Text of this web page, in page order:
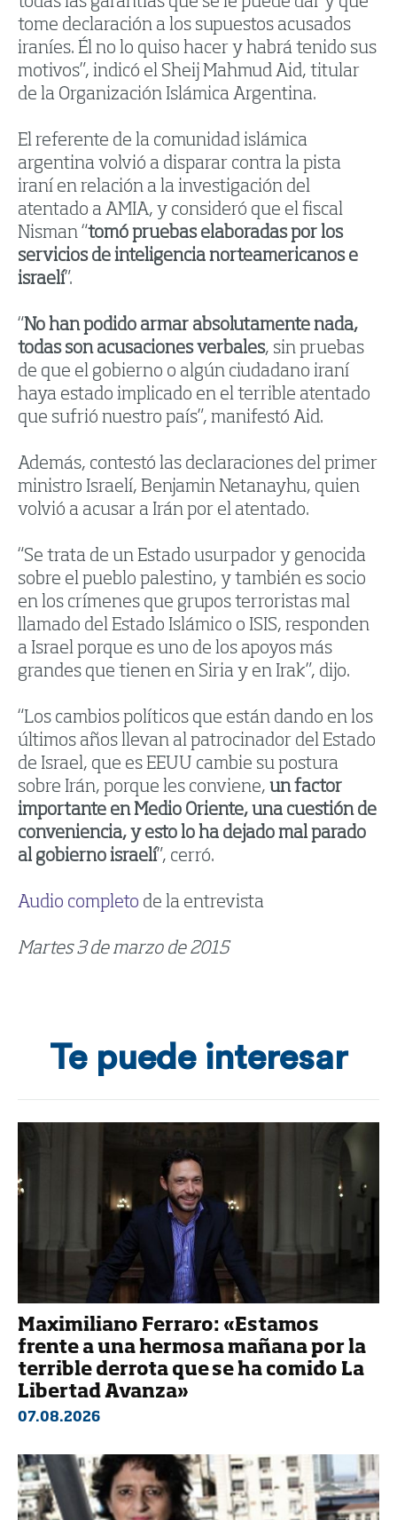
tome declaración a los supuestos acusados
iraníes. Él no lo quiso hacer y habrá tenido sus
motivos”, indicó el Sheij Mahmud Aid, titular
de la Organización Islámica Argentina.
El referente de la comunidad islámica
argentina volvió a disparar contra la pista
iraní en relación a la investigación del
atentado a AMIA, y consideró que el fiscal
Nisman “tomó pruebas elaboradas por los
servicios de inteligencia norteamericanos e
israelí”.
“No han podido armar absolutamente nada,
todas son acusaciones verbales, sin pruebas
de que el gobierno o algún ciudadano iraní
haya estado implicado en el terrible atentado
que sufrió nuestro país”, manifestó Aid.
Además, contestó las declaraciones del primer
ministro Israelí, Benjamin Netanayhu, quien
volvió a acusar a Irán por el atentado.
“Se trata de un Estado usurpador y genocida
sobre el pueblo palestino, y también es socio
en los crímenes que grupos terroristas mal
llamado del Estado Islámico o ISIS, responden
a Israel porque es uno de los apoyos más
grandes que tienen en Siria y en Irak”, dijo.
“Los cambios políticos que están dando en los
últimos años llevan al patrocinador del Estado
de Israel, que es EEUU cambie su postura
sobre Irán, porque les conviene, un factor
importante en Medio Oriente, una cuestión de
conveniencia, y esto lo ha dejado mal parado
al gobierno israelí”, cerró.
Audio completo de la entrevista
Martes 3 de marzo de 2015
Te puede interesar
Maximiliano Ferraro: «Estamos
frente a una hermosa mañana por la
terrible derrota que se ha comido La
Libertad Avanza»
07.08.2026